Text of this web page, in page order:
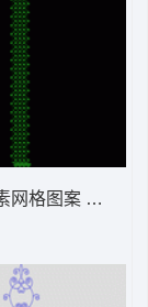
网格图案 窗帘版